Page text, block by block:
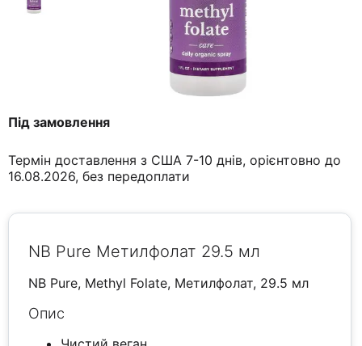
Під замовлення
Термін доставлення з США 7-10 днів, орієнтовно до
16.08.2026, без передоплати
NB Pure Метилфолат 29.5 мл
NB Pure, Methyl Folate, Метилфолат, 29.5 мл
Опис